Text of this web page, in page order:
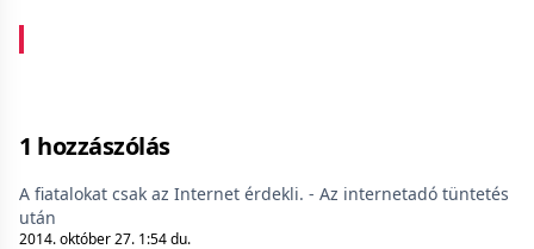
1 hozzászólás
A fiatalokat csak az Internet érdekli. - Az internetadó tüntetés
után
2014. október 27. 1:54 du.